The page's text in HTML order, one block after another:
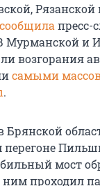
сообщила пресс-
и
возгорания
самыми
.
Брянской
мост
ним проходил